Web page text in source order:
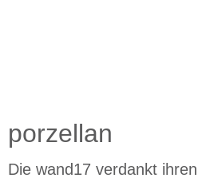
porzellan
Die wand17 verdankt ihren